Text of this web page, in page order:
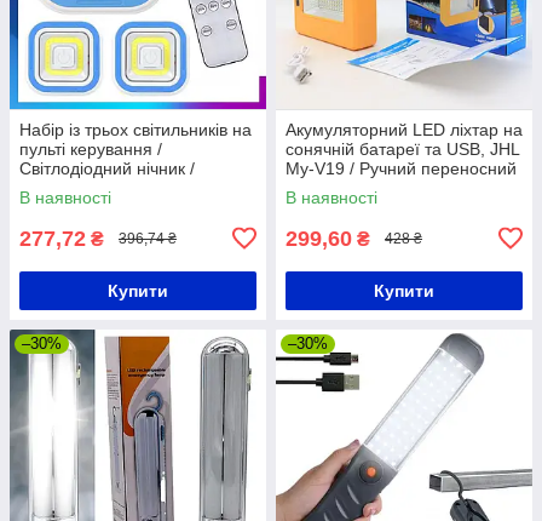
Набір із трьох світильників на
пульті керування /
Світлодіодний нічник /
Автономні LED лампи на
батарейках
В наявності
277,72 ₴ 396,74 ₴
Купити
Акумуляторний LED ліхтар на
сонячній батареї та USB, JHL
My-V19 / Ручний переносний
ліхтар
В наявності
299,60 ₴ 428 ₴
Купити
–30% –30%